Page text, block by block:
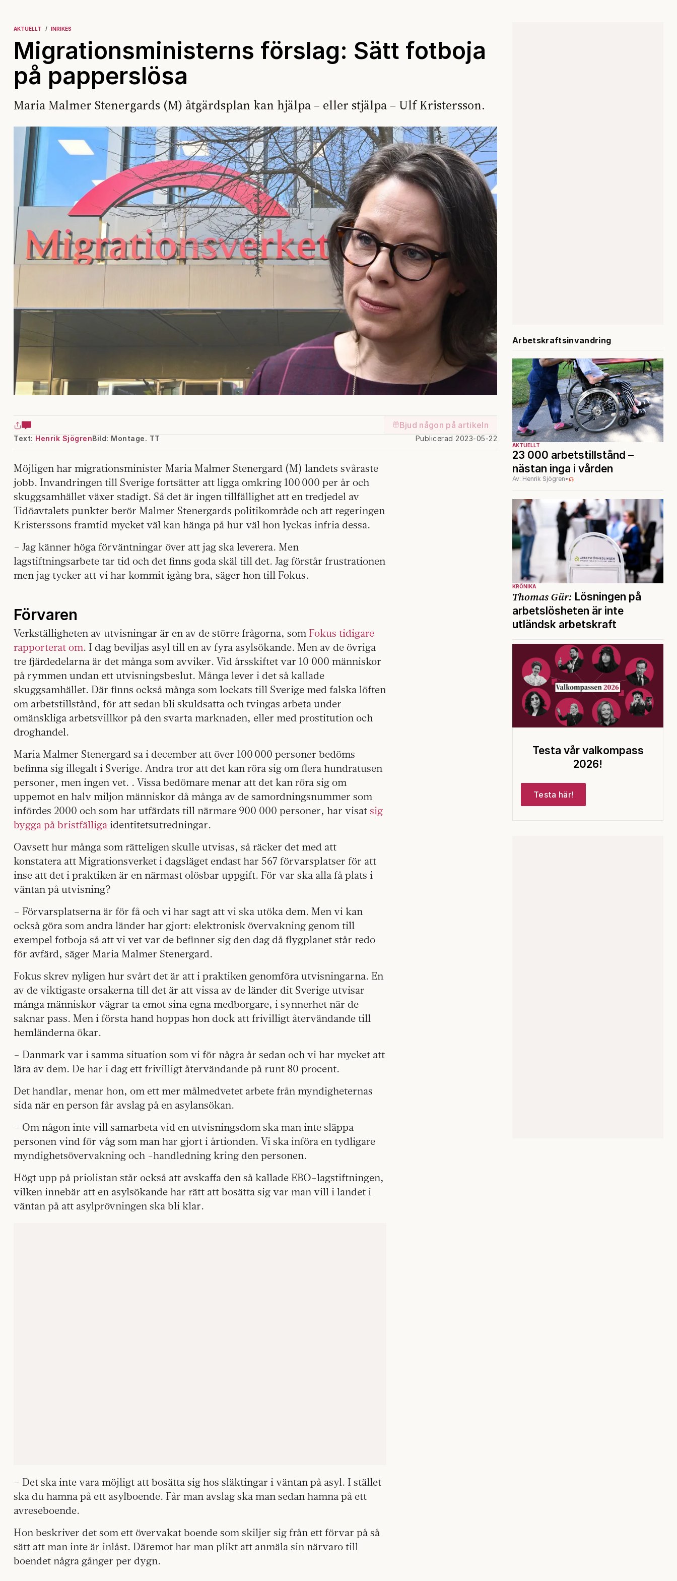
AKTUELLT INRIKES
Migrationsministerns förslag: Sätt fotboja
på papperslösa
Maria Malmer Stenergards (M) åtgärdsplan kan hjälpa – eller stjälpa – Ulf Kristersson.
Bjud någon på artikeln
Text: Henrik Sjögren Publicerad 2023-05-22
Bild: Montage. TT
Möjligen har migrationsminister Maria Malmer Stenergard (M) landets svåraste
jobb. Invandringen till Sverige fortsätter att ligga omkring 100 000 per år och
skuggsamhället växer stadigt. Så det är ingen tillfällighet att en tredjedel av
Tidöavtalets punkter berör Malmer Stenergards politikområde och att regeringen
Kristerssons framtid mycket väl kan hänga på hur väl hon lyckas infria dessa.
– Jag känner höga förväntningar över att jag ska leverera. Men
lagstiftningsarbete tar tid och det finns goda skäl till det. Jag förstår frustrationen
men jag tycker att vi har kommit igång bra, säger hon till Fokus.
Förvaren
Verkställigheten av utvisningar är en av de större frågorna, somFokus tidigare
rapporterat om. I dag beviljas asyl till en av fyra asylsökande. Men av de övriga
tre fjärdedelarna är det många som avviker. Vid årsskiftet var 10 000 människor
på rymmen undan ett utvisningsbeslut. Många lever i det så kallade
skuggsamhället. Där finns också många som lockats till Sverige med falska löften
om arbetstillstånd, för att sedan bli skuldsatta och tvingas arbeta under
omänskliga arbetsvillkor på den svarta marknaden, eller med prostitution och
droghandel.
Maria Malmer Stenergard sa i december att över 100 000 personer bedöms
befinna sig illegalt i Sverige. Andra tror att det kan röra sig om flera hundratusen
personer, men ingen vet. . Vissa bedömare menar att det kan röra sig om
uppemot en halv miljon människor då många av de samordningsnummer som
infördes 2000 och som har utfärdats till närmare 900 000 personer, har visat sig
bygga på bristfälliga identitetsutredningar.
Oavsett hur många som rätteligen skulle utvisas, så räcker det med att
konstatera att Migrationsverket i dagsläget endast har 567 förvarsplatser för att
inse att det i praktiken är en närmast olösbar uppgift. För var ska alla få plats i
väntan på utvisning?
– Förvarsplatserna är för få och vi har sagt att vi ska utöka dem. Men vi kan
också göra som andra länder har gjort: elektronisk övervakning genom till
exempel fotboja så att vi vet var de befinner sig den dag då flygplanet står redo
för avfärd, säger Maria Malmer Stenergard.
Fokus skrev nyligen hur svårt det är att i praktiken genomföra utvisningarna. En
av de viktigaste orsakerna till det är att vissa av de länder dit Sverige utvisar
många människor vägrar ta emot sina egna medborgare, i synnerhet när de
saknar pass. Men i första hand hoppas hon dock att frivilligt återvändande till
hemländerna ökar.
– Danmark var i samma situation som vi för några år sedan och vi har mycket att
lära av dem. De har i dag ett frivilligt återvändande på runt 80 procent.
Det handlar, menar hon, om ett mer målmedvetet arbete från myndigheternas
sida när en person får avslag på en asylansökan.
– Om någon inte vill samarbeta vid en utvisningsdom ska man inte släppa
personen vind för våg som man har gjort i årtionden. Vi ska införa en tydligare
myndighetsövervakning och -handledning kring den personen.
Högt upp på priolistan står också att avskaffa den så kallade EBO-lagstiftningen,
vilken innebär att en asylsökande har rätt att bosätta sig var man vill i landet i
väntan på att asylprövningen ska bli klar.
– Det ska inte vara möjligt att bosätta sig hos släktingar i väntan på asyl. I stället
ska du hamna på ett asylboende. Får man avslag ska man sedan hamna på ett
avreseboende.
Hon beskriver det som ett övervakat boende som skiljer sig från ett förvar på så
sätt att man inte är inlåst. Däremot har man plikt att anmäla sin närvaro till
boendet några gånger per dygn.
Arbetskraftsinvandring
AKTUELLT
23 000 arbetstillstånd –
nästan inga i vården
Av: Henrik Sjögren•
KRÖNIKA
Thomas Gür: Lösningen på
arbetslösheten är inte
utländsk arbetskraft
Testa vår valkompass
2026!
Testa här!